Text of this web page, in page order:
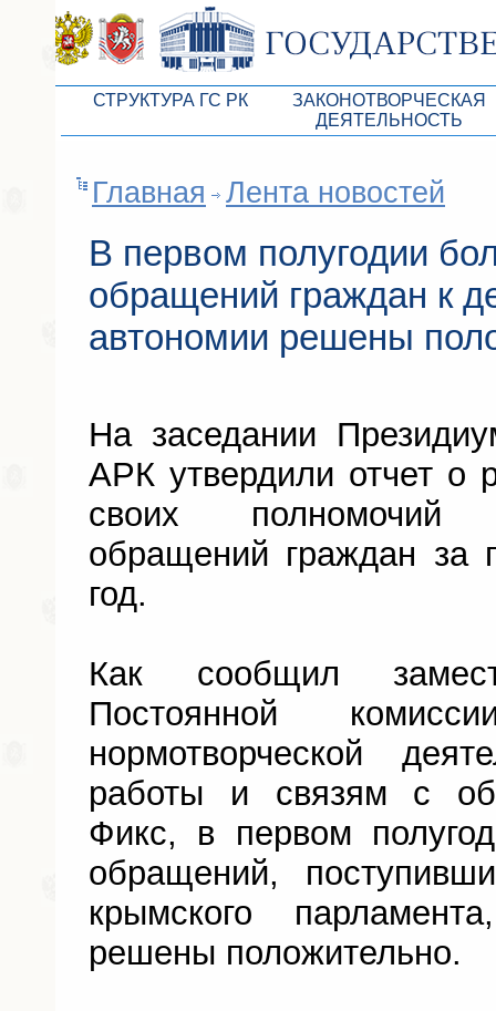
СТРУКТУРА ГС РК
Президиум ГС РК
Комитеты ГС РК
Депутатские фракции ГС РК
Аппарат ГС РК
Управление делами ГС РК
Поиск депутата по округу
ЗАКОНОТВОРЧЕСКАЯ
ДЕЯТЕЛЬНОСТЬ
Бюджет Республики
Антикоррупционная
Независимая
Информация
Статистика
Главная Лента новостей
В первом полугодии
обращений граждан к
автономии решены
На заседании
АРК утвердили отчет о
своих полномочий
обращений граждан за
год.
Как сообщил
Постоянной
нормотворческой
работы и связям с
Фикс, в первом
обращений,
крымского
решены положительно.